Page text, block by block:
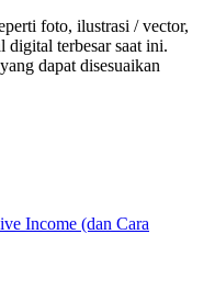
foto, ilustrasi / vector,
digital terbesar saat ini.
dapat disesuaikan